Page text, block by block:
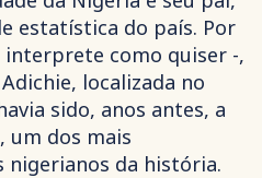
estatística do país. Por
como quiser -,
localizada no
sido, anos antes, a
, um dos mais
da história.